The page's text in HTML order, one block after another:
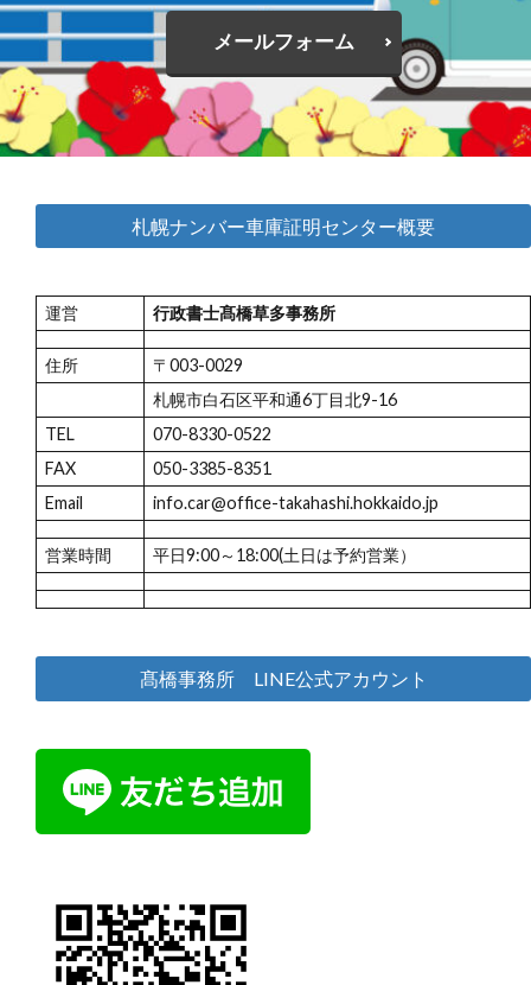
メールフォーム
札幌ナンバー車庫証明センター概要
運営 行政書士髙橋草多事務所
住所
〒003-0029
札幌市白石区平和通6丁目北9-16
TEL
070-8330-0522
FAX
050-3385-8351
Email
info.car@office-takahashi.hokkaido.jp
営業時間 平日9:00～18:00(土日は予約営業）
髙橋事務所 LINE公式アカウント